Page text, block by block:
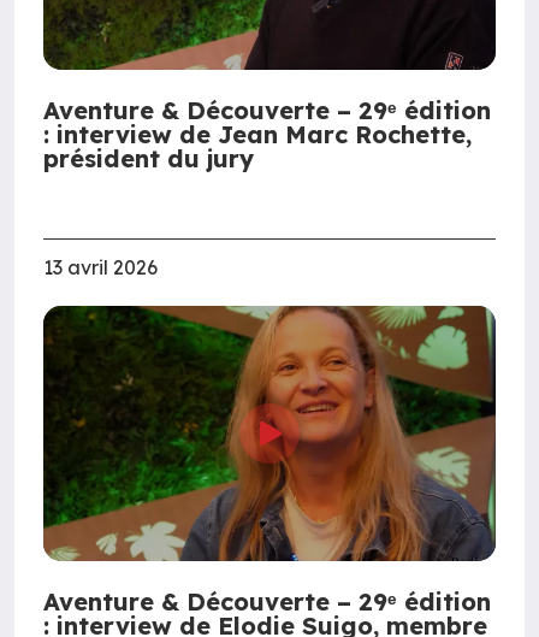
Aventure & Découverte – 29ᵉ édition
: interview de Jean Marc Rochette,
président du jury
13 avril 2026
Aventure & Découverte – 29ᵉ édition
: interview de Elodie Suigo, membre